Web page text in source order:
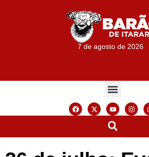
7 de agosto de 2026